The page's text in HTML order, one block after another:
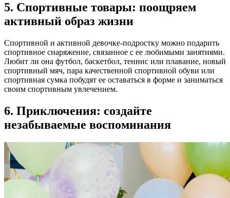
5. Спортивные товары: поощряем
активный образ жизни
Спортивной и активной девочке-подростку можно подарить
спортивное снаряжение, связанное с ее любимыми занятиями.
Любит ли она футбол, баскетбол, теннис или плавание, новый
спортивный мяч, пара качественной спортивной обуви или
спортивная сумка побудят ее оставаться в форме и заниматься
своим спортивным увлечением.
6. Приключения: создайте
незабываемые воспоминания